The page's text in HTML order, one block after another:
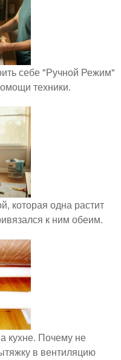
себе "Ручной Режим"
техники.
которая одна растит
к ним обеим.
кухне. Почему не
в вентиляцию